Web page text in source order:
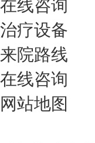
在线咨询
治疗设备
来院路线
在线咨询
网站地图